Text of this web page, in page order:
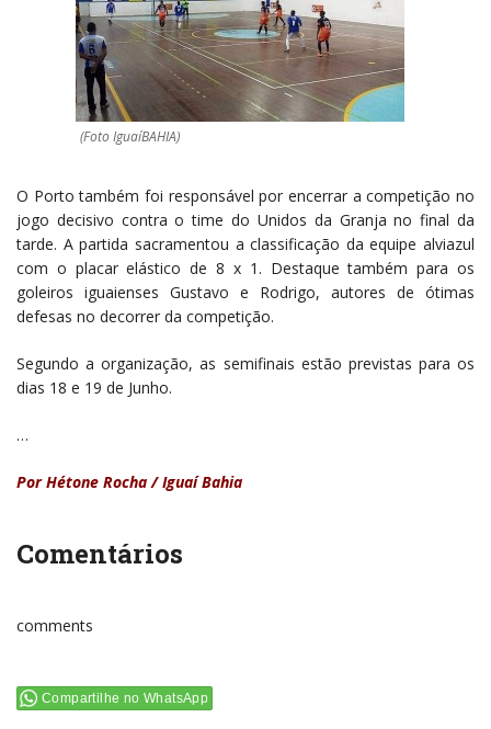
(Foto IguaíBAHIA)
O Porto também foi responsável por encerrar a competição no
jogo decisivo contra o time do Unidos da Granja no final da
tarde. A partida sacramentou a classificação da equipe alviazul
com o placar elástico de 8 x 1. Destaque também para os
goleiros iguaienses Gustavo e Rodrigo, autores de ótimas
defesas no decorrer da competição.
Segundo a organização, as semifinais estão previstas para os
dias 18 e 19 de Junho.
…
Por Hétone Rocha / Iguaí Bahia
Comentários
comments
Compartilhe no WhatsApp